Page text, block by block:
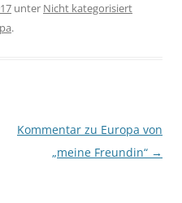
unter Nicht kategorisiert
.
Kommentar zu Europa von
„meine Freundin“ →